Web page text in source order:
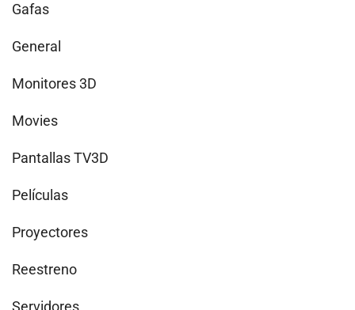
Gafas
General
Monitores 3D
Movies
Pantallas TV3D
Películas
Proyectores
Reestreno
Servidores